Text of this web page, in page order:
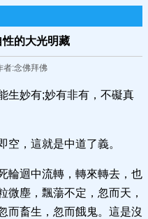
的大光明藏
者:念佛拜佛
生妙有;妙有非有，不礙真
空，這就是中道了義。
輪迴中流轉，轉來轉去，也
微塵，飄蕩不定，忽而天，
而畜生，忽而餓鬼。這是沒